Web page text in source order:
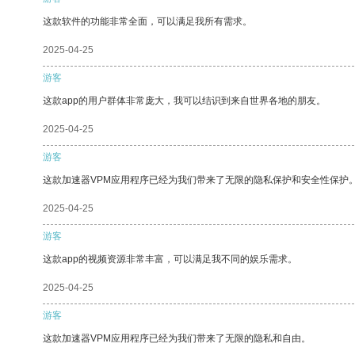
这款软件的功能非常全面，可以满足我所有需求。
2025-04-25
游客
这款app的用户群体非常庞大，我可以结识到来自世界各地的朋友。
2025-04-25
游客
这款加速器VPM应用程序已经为我们带来了无限的隐私保护和安全性保护
2025-04-25
游客
这款app的视频资源非常丰富，可以满足我不同的娱乐需求。
2025-04-25
游客
这款加速器VPM应用程序已经为我们带来了无限的隐私和自由。